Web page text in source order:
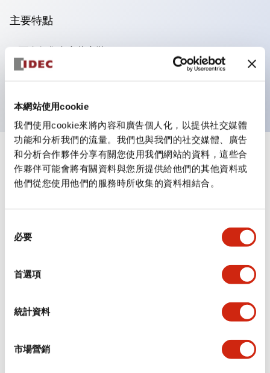
本網站使用cookie
我們使用cookie來將內容和廣告個人化，以提供社交媒體
功能和分析我們的流量。我們也與我們的社交媒體、廣告
和分析合作夥伴分享有關您使用我們網站的資料，這些合
作夥伴可能會將有關資料與您所提供給他們的其他資料或
他們從您使用他們的服務時所收集的資料相結合。
必要
首選項
統計資料
市場營銷
主要特點
可進行集合密著安裝
附鎖選擇開關採用高安全性的彈子鎖結構
規格 顯示全部
審美規範
安裝和安裝規範